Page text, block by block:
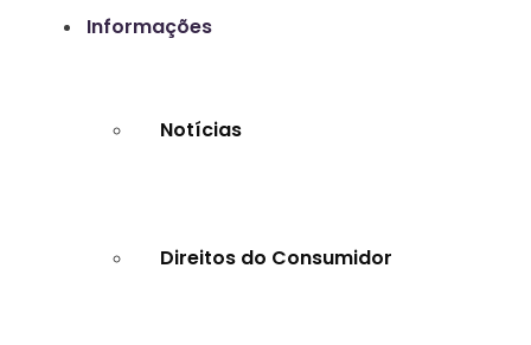
Informações
Notícias
Direitos do Consumidor